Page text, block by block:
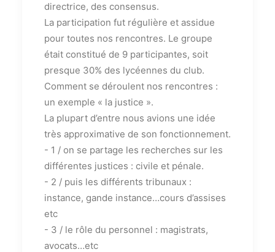
directrice, des consensus.
La participation fut régulière et assidue
pour toutes nos rencontres. Le groupe
était constitué de 9 participantes, soit
presque 30% des lycéennes du club.
Comment se déroulent nos rencontres :
un exemple « la justice ».
La plupart d’entre nous avions une idée
très approximative de son fonctionnement.
- 1 / on se partage les recherches sur les
différentes justices : civile et pénale.
- 2 / puis les différents tribunaux :
instance, gande instance…cours d’assises
etc
- 3 / le rôle du personnel : magistrats,
avocats…etc